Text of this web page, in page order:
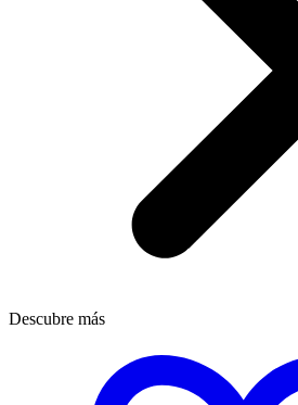
Descubre más